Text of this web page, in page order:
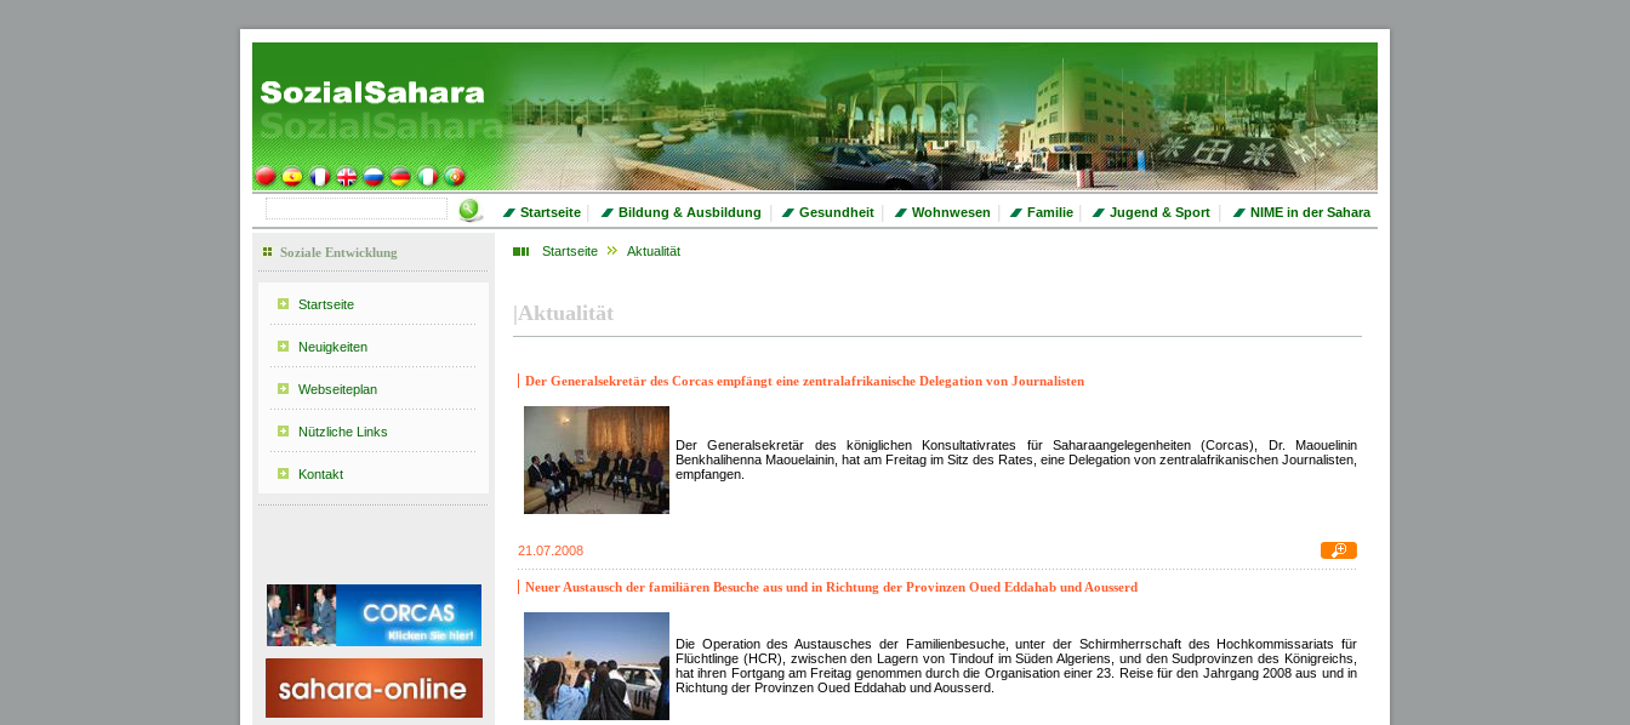
Startseite | Bildung & Ausbildung | Gesundheit | Wohnwesen | Familie | Jugend & Sport | NIME in der Sahara
Soziale Entwicklung
Startseite
Neuigkeiten
Webseiteplan
Nützliche Links
Kontakt
Startseite Aktualität
|Aktualität
Der Generalsekretär des Corcas empfängt eine zentralafrikanische Delegation von Journalisten
Der Generalsekretär des königlichen Konsultativrates für Saharaangelegenheiten (Corcas), Dr. Maouelinin
Benkhalihenna Maouelainin, hat am Freitag im Sitz des Rates, eine Delegation von zentralafrikanischen Journalisten,
empfangen.
21.07.2008
Neuer Austausch der familiären Besuche aus und in Richtung der Provinzen Oued Eddahab und Aousserd
Die Operation des Austausches der Familienbesuche, unter der Schirmherrschaft des Hochkommissariats für
Flüchtlinge (HCR), zwischen den Lagern von Tindouf im Süden Algeriens, und den Sudprovinzen des Königreichs,
hat ihren Fortgang am Freitag genommen durch die Organisation einer 23. Reise für den Jahrgang 2008 aus und in
Richtung der Provinzen Oued Eddahab und Aousserd.